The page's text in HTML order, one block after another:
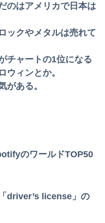
のはアメリカで日本は
ックやメタルは売れて
チャートの1位になる
ウィンとか。
がある。
のワールドTOP50
driver’s license」の